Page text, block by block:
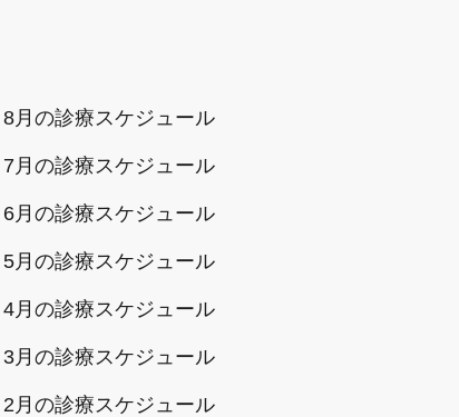
8月の診療スケジュール
7月の診療スケジュール
6月の診療スケジュール
5月の診療スケジュール
4月の診療スケジュール
3月の診療スケジュール
2月の診療スケジュール